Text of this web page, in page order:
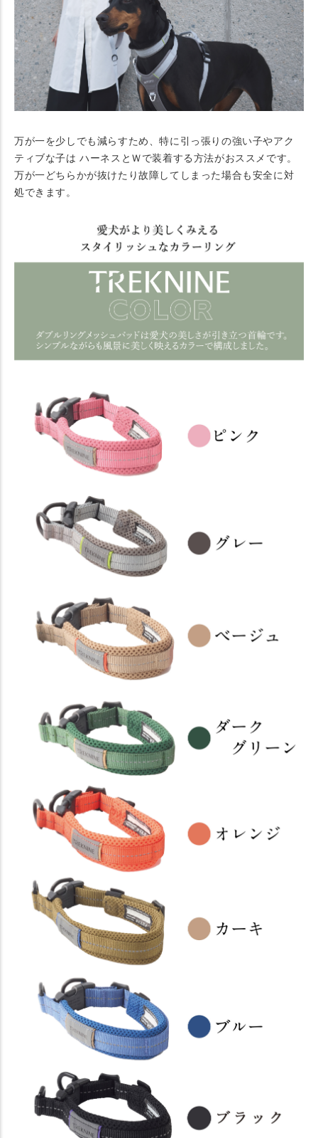
万が一を少しでも減らすため、特に引っ張りの強い子やアク
ティブな子は ハーネスとＷで装着する方法がおススメです。
万が一どちらかが抜けたり故障してしまった場合も安全に対
処できます。